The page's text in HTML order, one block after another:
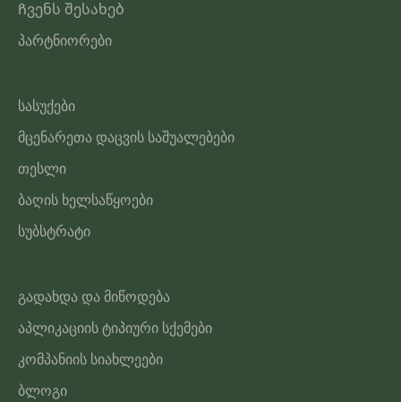
Ჩვენს შესახებ
პარტნიორები
სასუქები
მცენარეთა დაცვის საშუალებები
თესლი
ბაღის ხელსაწყოები
სუბსტრატი
გადახდა და მიწოდება
აპლიკაციის ტიპიური სქემები
კომპანიის სიახლეები
ბლოგი